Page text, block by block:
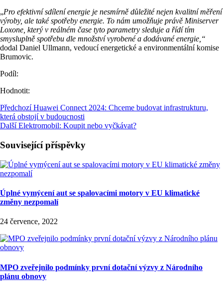
„Pro efektivní sdílení energie je nesmírně důležité nejen kvalitní měření
výroby, ale také spotřeby energie. To nám umožňuje právě Miniserver
Loxone, který v reálném čase tyto parametry sleduje a řídí tím
smysluplně spotřebu dle množství vyrobené a dodávané energie,“
dodal Daniel Ullmann, vedoucí energetické a environmentální komise
Brumovic.
Podíl:
Hodnotit:
Předchozí Huawei Connect 2024: Chceme budovat infrastrukturu,
která obstojí v budoucnosti
Další Elektromobil: Koupit nebo vyčkávat?
Související příspěvky
Úplné vymýcení aut se spalovacími motory v EU klimatické
změny nezpomalí
24 července, 2022
MPO zveřejnilo podmínky první dotační výzvy z Národního
plánu obnovy